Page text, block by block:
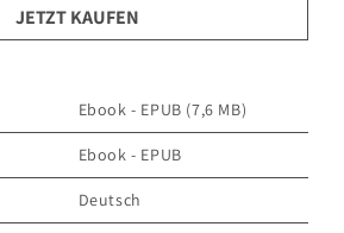
JETZT KAUFEN
Ebook - EPUB (7,6 MB)
Ebook - EPUB
Deutsch